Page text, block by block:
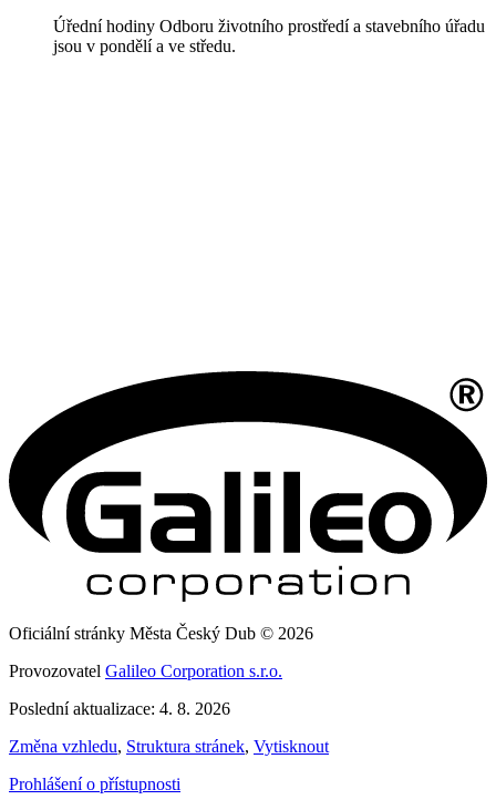
Úřední hodiny Odboru životního prostředí a stavebního úřadu
jsou v pondělí a ve středu.
Oficiální stránky Města Český Dub © 2026
Provozovatel Galileo Corporation s.r.o.
Poslední aktualizace: 4. 8. 2026
Změna vzhledu, Struktura stránek, Vytisknout
Prohlášení o přístupnosti